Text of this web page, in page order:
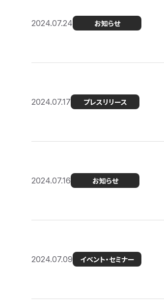
2024.07.24 お知らせ
2024.07.17 プレスリリース
2024.07.16 お知らせ
2024.07.09 イベント・セミナー